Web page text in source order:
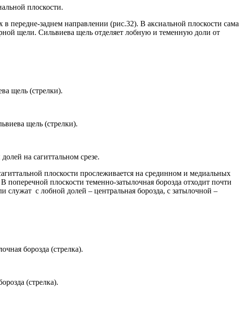
плоскости.
передне-заднем направлении (рис.32). В аксиальной плоскости сама
щели. Сильвиева щель отделяет лобную и теменную доли от
щель (стрелки).
щель (стрелки).
на сагиттальном срезе.
плоскости прослеживается на срединном и медиальных
поперечной плоскости теменно-затылочная борозда отходит почти
с лобной долей – центральная борозда, с затылочной –
борозда (стрелка).
(стрелка).